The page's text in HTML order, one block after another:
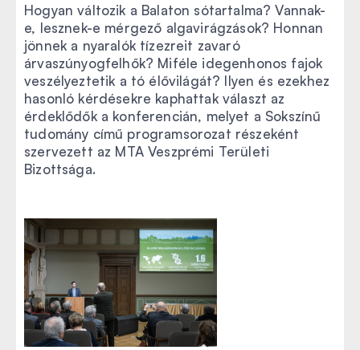
Hogyan változik a Balaton sótartalma? Vannak-
e, lesznek-e mérgező algavirágzások? Honnan
jönnek a nyaralók tízezreit zavaró
árvaszúnyogfelhők? Miféle idegenhonos fajok
veszélyeztetik a tó élővilágát? Ilyen és ezekhez
hasonló kérdésekre kaphattak választ az
érdeklődők a konferencián, melyet a Sokszínű
tudomány című programsorozat részeként
szervezett az MTA Veszprémi Területi
Bizottsága.